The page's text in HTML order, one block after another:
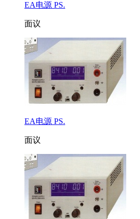
EA电源 PS.
面议
EA电源 PS.
面议